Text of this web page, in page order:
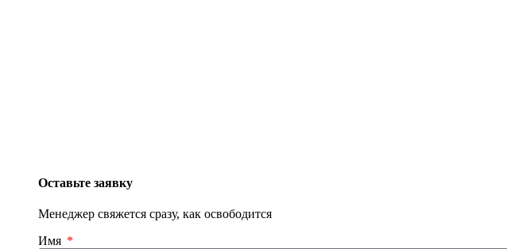
Оставьте заявку
Менеджер свяжется сразу, как освободится
Имя